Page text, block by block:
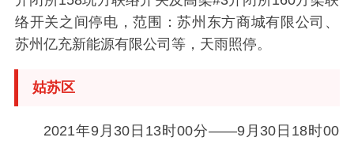
络开关之间停电，范围：苏州东方商城有限公司、
苏州亿充新能源有限公司等，天雨照停。
姑苏区
2021年9月30日13时00分——9月30日18时00